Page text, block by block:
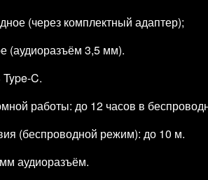
(через комплектный адаптер);
(аудиоразъём 3,5 мм).
работы: до 12 часов в
(беспроводной режим): до 10 м.
аудиоразъём.